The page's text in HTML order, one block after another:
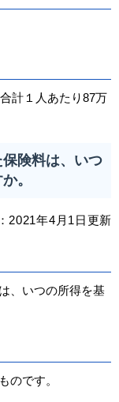
計１人あたり87万
険料は、いつ
。
2021年4 月1日更新
、いつの所得を基
ものです。